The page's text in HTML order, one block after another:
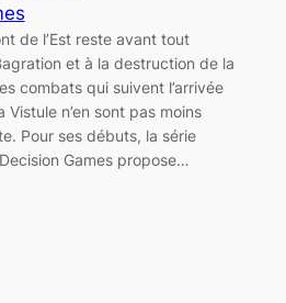
de l’Est reste avant tout
et à la destruction de la
combats qui suivent l’arrivée
Vistule n’en sont pas moins
Pour ses débuts, la série
Games propose…